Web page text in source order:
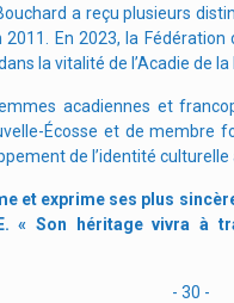
a reçu plusieurs
En 2023, la
la vitalité de l’Acadie de la
acadiennes et
Écosse et de
de l’identité culturelle
et exprime ses plus
« Son héritage vivra
- 30 -